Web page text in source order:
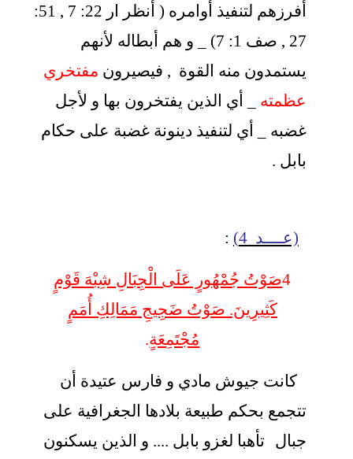
أفرزهم لتنفيذ أوامره ( أنظر ار 22: 7 , 51:
27 , صف 1: 7) _ و هم أبطاله لأنهم
يستمدون منه القوة , فيصيرون مفتخري
عظمته _ أي الذين يفتخرون بها و لأجل
غضبه _ أي لتنفيذ دينونة غضبة على حكام
بابل .
(عــــد 4) :
4صَوْتُ جُمْهُورٍ عَلَى الْجِبَالِ شِبْهَ قَوْمٍ
كَثِيرِينَ. صَوْتُ ضَجِيجِ مَمَالِكِ أُمَمٍ
مُجْتَمِعَةٍ.
كانت جيوش مادي و فارس عتيدة أن
تتجمع بحكم طبيعة بلادها الجغرافية على
جبال تأهبا لغزو بابل .... و الذين يسكنون